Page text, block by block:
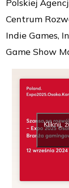
Polskiej
Centrum
Indie Games,
Game Show
Kliknij,